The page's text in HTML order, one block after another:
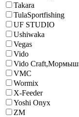
Takara
TulaSportfishing
UF STUDIO
Ushiwaka
Vegas
Vido
Vido Craft,Мормыш
VMC
Wormix
X-Feeder
Yoshi Onyx
ZM